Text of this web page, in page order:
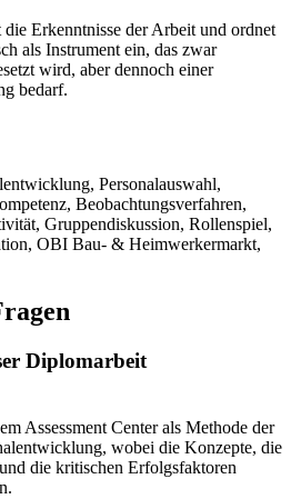
Erkenntnisse der Arbeit und ordnet
als Instrument ein, das zwar
wird, aber dennoch einer
bedarf.
Personalauswahl,
Beobachtungsverfahren,
Gruppendiskussion, Rollenspiel,
OBI Bau- & Heimwerkermarkt,
Diplomarbeit
Assessment Center als Methode der
wobei die Konzepte, die
die kritischen Erfolgsfaktoren